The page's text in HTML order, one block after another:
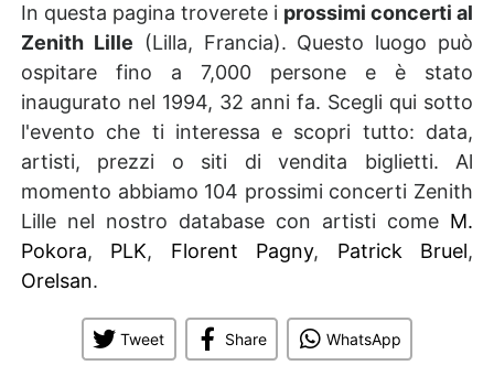
In questa pagina troverete i prossimi concerti al
Zenith Lille (Lilla, Francia). Questo luogo può
ospitare fino a 7,000 persone e è stato
inaugurato nel 1994, 32 anni fa. Scegli qui sotto
l'evento che ti interessa e scopri tutto: data,
artisti, prezzi o siti di vendita biglietti. Al
momento abbiamo 104 prossimi concerti Zenith
Lille nel nostro database con artisti come M.
Pokora, PLK, Florent Pagny, Patrick Bruel,
Orelsan.
Tweet Share WhatsApp